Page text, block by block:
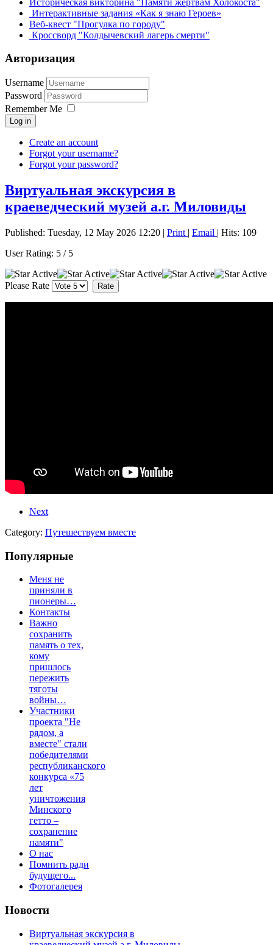
Интерактивные задания «Как я знаю Героев»
Веб-квест "Прогулка по городу"
Кроссворд "Колдычевский лагерь смерти"
Авторизация
Username
Password
Remember Me
Log in
Create an account
Forgot your username?
Forgot your password?
Виртуальная экскурсия в
краеведческий музей а.г. Миловиды
Published: Tuesday, 12 May 2026 12:20 | Print | Email | Hits: 109
User Rating: 5 / 5
Please Rate
Next
Category: Путешествуем вместе
Популярные
Меня не
приняли в
пионеры…
Контакты
Важно
сохранить
память о тех,
кому
пришлось
пережить
тяготы
войны…
Участники
проекта "Не
рядом, а
вместе" стали
победителями
республиканского
конкурса «75
лет
уничтожения
Минского
гетто –
сохранение
памяти"
О нас
Помнить ради
будущего...
Фотогалерея
Новости
Виртуальная экскурсия в